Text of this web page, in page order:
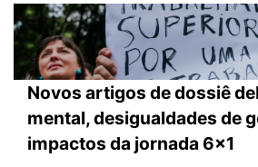
Novos artigos de dossiê
mental, desigualdades de
impactos da jornada 6x1